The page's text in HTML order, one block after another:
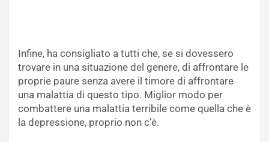
Infine, ha consigliato a tutti che, se si dovessero
trovare in una situazione del genere, di affrontare le
proprie paure senza avere il timore di affrontare
una malattia di questo tipo. Miglior modo per
combattere una malattia terribile come quella che è
la depressione, proprio non c’è.